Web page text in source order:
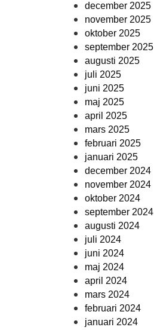
december 2025
november 2025
oktober 2025
september 2025
augusti 2025
juli 2025
juni 2025
maj 2025
april 2025
mars 2025
februari 2025
januari 2025
december 2024
november 2024
oktober 2024
september 2024
augusti 2024
juli 2024
juni 2024
maj 2024
april 2024
mars 2024
februari 2024
januari 2024